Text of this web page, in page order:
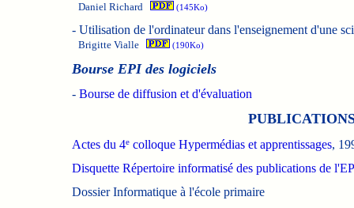
Daniel Richard (145Ko)
- Utilisation de l'ordinateur dans l'enseignement d'une
Brigitte Vialle (190Ko)
Bourse EPI des logiciels
- Bourse de diffusion et d'évaluation
Actes du 4ecolloque Hypermédias et apprentissages,
Disquette Répertoire informatisé des publications de
Dossier Informatique à l'école primaire